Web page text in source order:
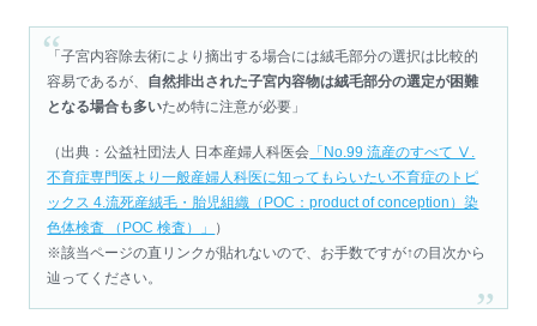
「子宮内容除去術により摘出する場合には絨毛部分の選択は比較的
容易であるが、 自然排出された子宮内容物は絨毛部分の選定が困難
となる場合も多いため特に注意が必要」
（出典：公益社団法人 日本産婦人科医会 「No.99 流産のすべて Ⅴ.
不育症専門医より一般産婦人科医に知ってもらいたい不育症のトピ
ックス 4.流死産絨毛・胎児組織（POC：product of conception）染
色体検査 （POC 検査）」
）
※該当ページの直リンクが貼れないので、お手数ですが↑の目次から
辿ってください。